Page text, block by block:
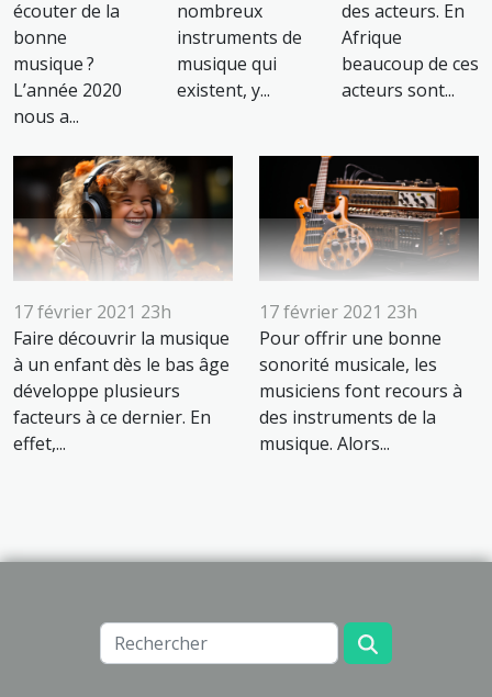
écouter de la
bonne
musique ?
L’année 2020
nous a...
nombreux
instruments de
musique qui
existent, y...
des acteurs. En
Afrique
beaucoup de ces
acteurs sont...
17 février 2021 23h
Faire découvrir la musique
à un enfant dès le bas âge
développe plusieurs
facteurs à ce dernier. En
effet,...
17 février 2021 23h
Pour offrir une bonne
sonorité musicale, les
musiciens font recours à
des instruments de la
musique. Alors...